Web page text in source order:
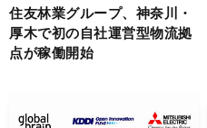
住友林業グループ、神奈川・
厚木で初の自社運営型物流拠
点が稼働開始